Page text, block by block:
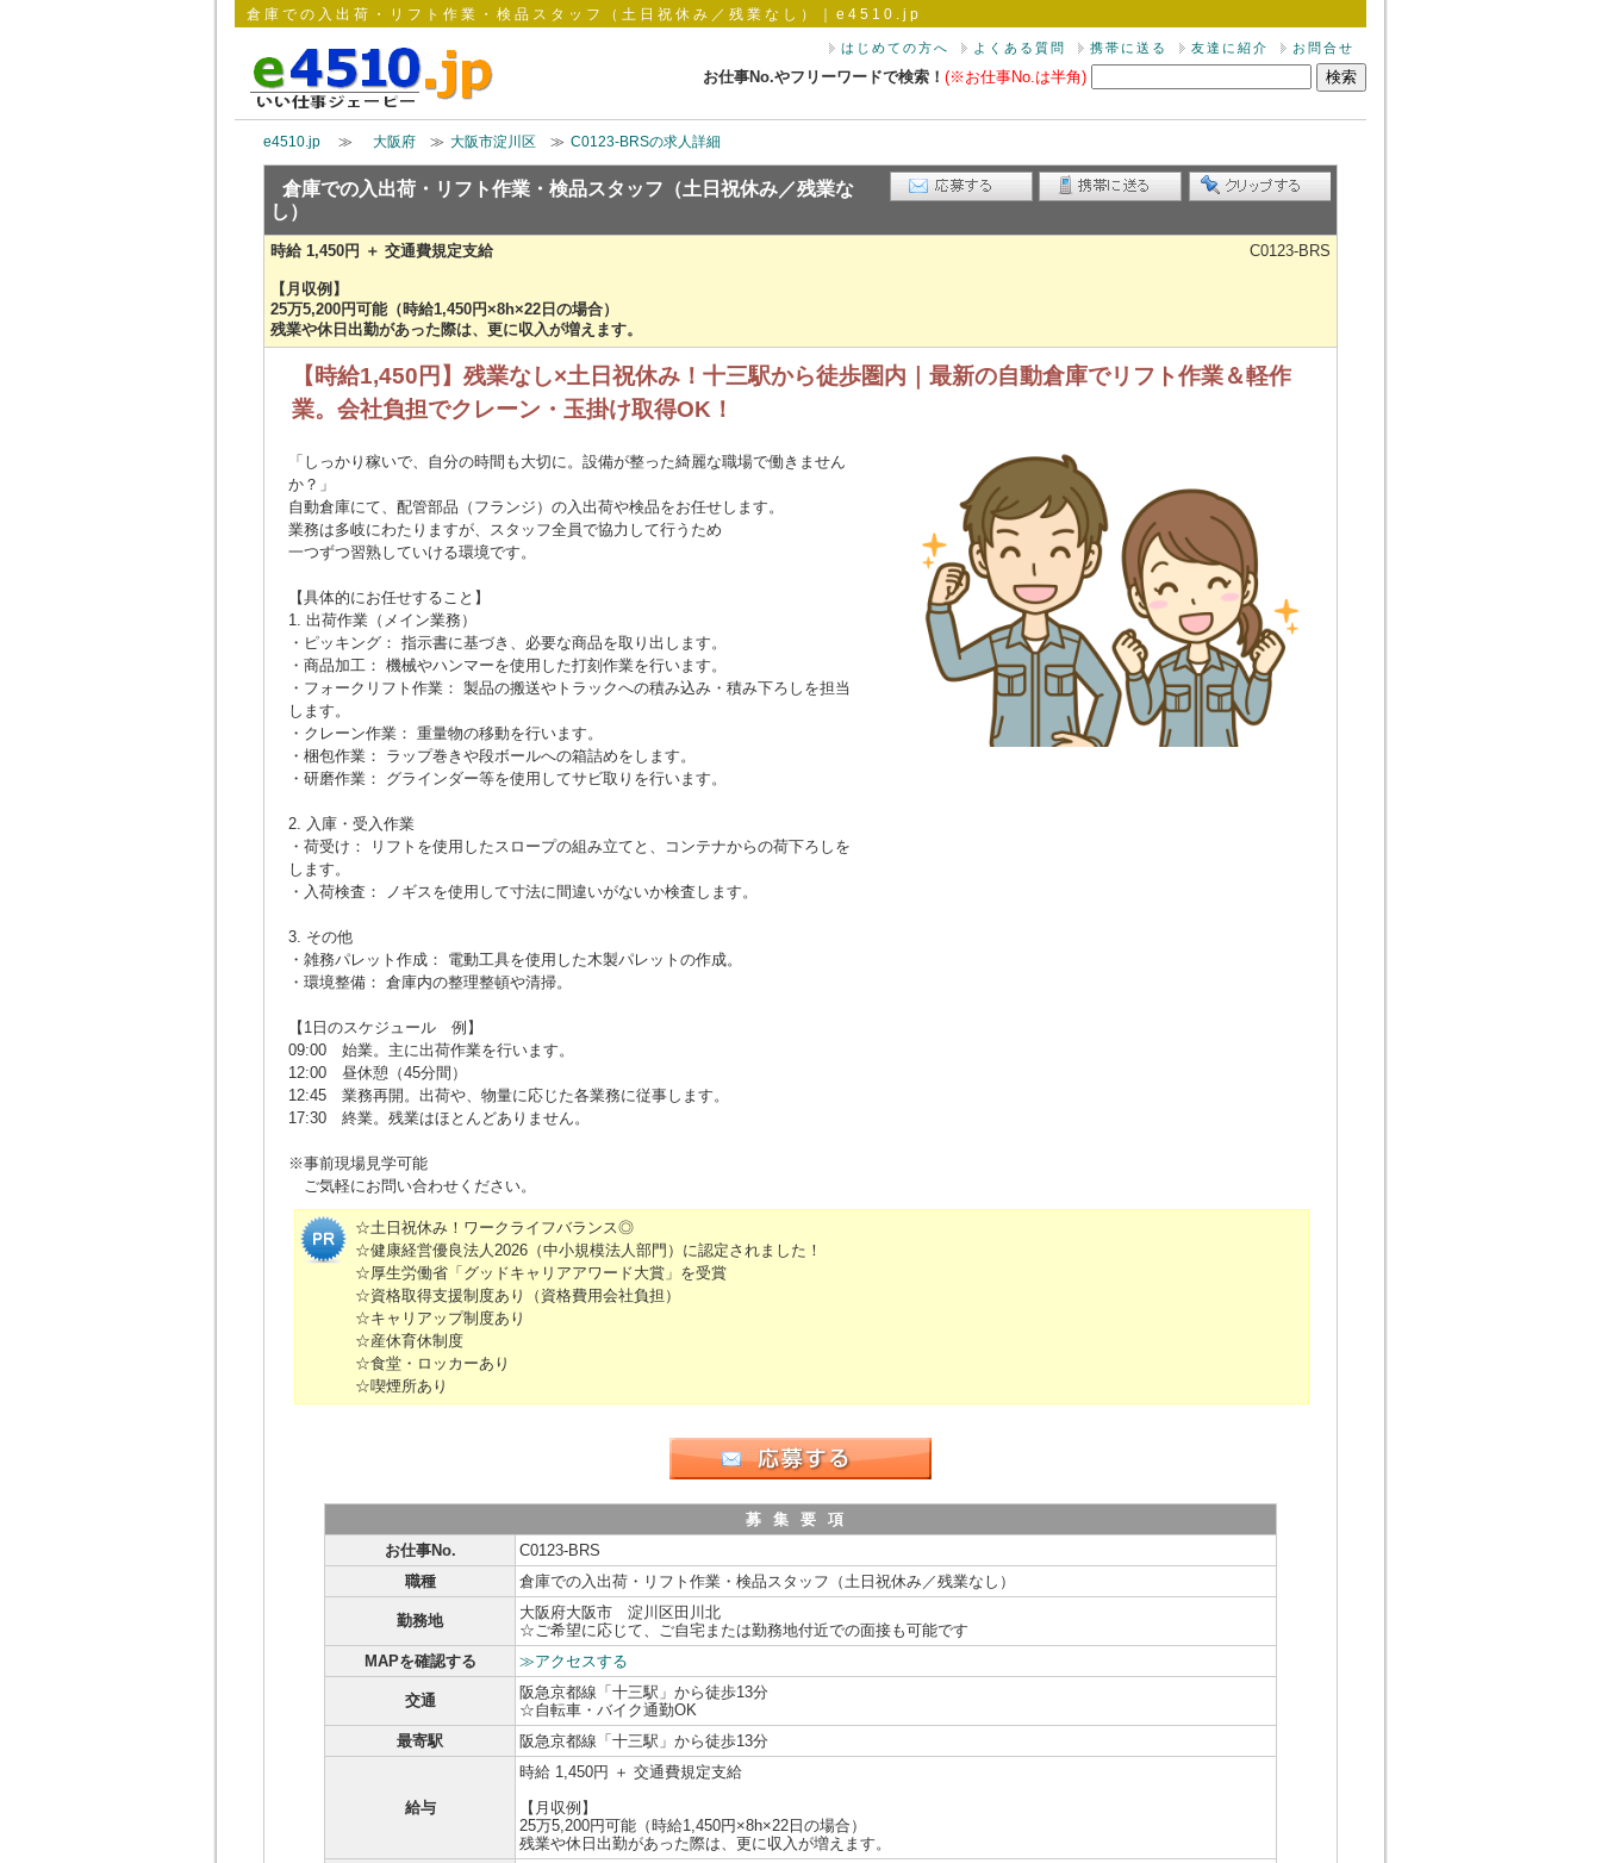
倉庫での入出荷・リフト作業・検品スタッフ（土日祝休み／残業なし）｜e4510.jp
はじめての方へ よくある質問 携帯に送る 友達に紹介 お問合せ
お仕事No.やフリーワードで検索！ (※お仕事No.は半角)
e4510.jp≫ 大阪府≫ 大阪市淀川区 ≫ C0123-BRSの求人詳細
倉庫での入出荷・リフト作業・検品スタッフ（土日祝休み／残業な
し）
時給 1,450円 ＋ 交通費規定支給
【月収例】
25万5,200円可能（時給1,450円×8h×22日の場合）
残業や休日出勤があった際は、更に収入が増えます。
C0123-BRS
【時給1,450円】残業なし×土日祝休み！十三駅から徒歩圏内｜最新の自動倉庫でリフト作業＆軽作
業。会社負担でクレーン・玉掛け取得OK！
「しっかり稼いで、自分の時間も大切に。設備が整った綺麗な職場で働きません
か？」
自動倉庫にて、配管部品（フランジ）の入出荷や検品をお任せします。
業務は多岐にわたりますが、スタッフ全員で協力して行うため
一つずつ習熟していける環境です。
【具体的にお任せすること】
1. 出荷作業（メイン業務）
・ピッキング： 指示書に基づき、必要な商品を取り出します。
・商品加工： 機械やハンマーを使用した打刻作業を行います。
・フォークリフト作業： 製品の搬送やトラックへの積み込み・積み下ろしを担当
します。
・クレーン作業： 重量物の移動を行います。
・梱包作業： ラップ巻きや段ボールへの箱詰めをします。
・研磨作業： グラインダー等を使用してサビ取りを行います。
2. 入庫・受入作業
・荷受け： リフトを使用したスロープの組み立てと、コンテナからの荷下ろしを
します。
・入荷検査： ノギスを使用して寸法に間違いがないか検査します。
3. その他
・雑務パレット作成： 電動工具を使用した木製パレットの作成。
・環境整備： 倉庫内の整理整頓や清掃。
【1日のスケジュール 例】
09:00 始業。主に出荷作業を行います。
12:00 昼休憩（45分間）
12:45 業務再開。出荷や、物量に応じた各業務に従事します。
17:30 終業。残業はほとんどありません。
※事前現場見学可能
ご気軽にお問い合わせください。
☆土日祝休み！ワークライフバランス◎
☆健康経営優良法人2026（中小規模法人部門）に認定されました！
☆厚生労働省「グッドキャリアアワード大賞」を受賞
☆資格取得支援制度あり（資格費用会社負担）
☆キャリアップ制度あり
☆産休育休制度
☆食堂・ロッカーあり
☆喫煙所あり
募集要項
お仕事No.
C0123-BRS
職種
倉庫での入出荷・リフト作業・検品スタッフ（土日祝休み／残業なし）
勤務地
大阪府大阪市 淀川区田川北
☆ご希望に応じて、ご自宅または勤務地付近での面接も可能です
MAPを確認する
≫アクセスする
交通
阪急京都線「十三駅」から徒歩13分
☆自転車・バイク通勤OK
最寄駅
阪急京都線「十三駅」から徒歩13分
給与
時給 1,450円 ＋ 交通費規定支給
【月収例】
25万5,200円可能（時給1,450円×8h×22日の場合）
残業や休日出勤があった際は、更に収入が増えます。